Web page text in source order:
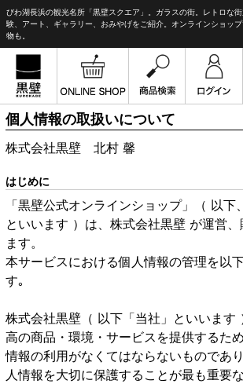
びわ湖長浜の観光名所「黒壁スクエア」。ガラスの街。レトロな
験、アート、ギャラリー、おみやげをご紹介。オンラインショッ
物も。
個人情報の取扱いについて
株式会社黒壁 北村 馨
はじめに
「黒壁公式オンラインショップ」（ 以下
といいます ）は、株式会社黒壁 が運営、
ます。
本サービスにおける個人情報の管理を以
す｡
株式会社黒壁（ 以下「当社」といいます
高の商品・環境・サービスを提供するた
情報の利用がなくてはならないものであ
人情報を大切に保護することが最も重要